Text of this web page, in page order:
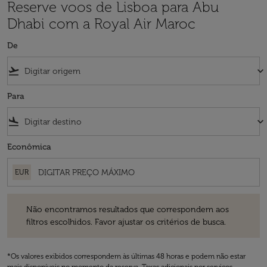
Reserve voos de Lisboa para Abu
Dhabi com a Royal Air Maroc
De
flight_takeoff keyboard_arrow_down
Para
flight_land keyboard_arrow_down
Econômica
EUR
Não encontramos resultados que correspondem aos
filtros escolhidos. Favor ajustar os critérios de busca.
*Os valores exibidos correspondem às últimas 48 horas e podem não estar